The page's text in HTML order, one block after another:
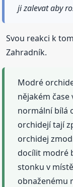
ji zalevat aby
Svou reakci k
Zahradník.
Modré
nějakém čase
normální bílá
orchidejí tají
orchidej
docílit modré
stonku v
obnaženému